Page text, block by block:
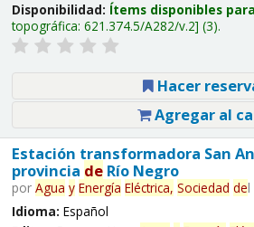
Disponibilidad: Ítems disponibles
topográfica: 621.374.5/A282/v.2 (3).
Hacer
Agregar al
Estación transformadora San
provincia deRío Negro
por Agua y Energía Eléctrica, Sociedad del
Idioma: Español